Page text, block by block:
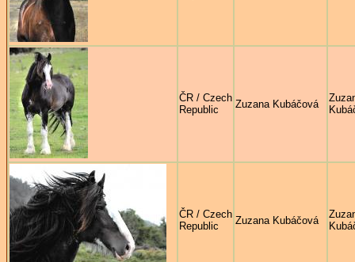
ČR / Czech
Republic
Zuzana Kubáčová
ČR / Czech
Republic
Zuzana Kubáčová